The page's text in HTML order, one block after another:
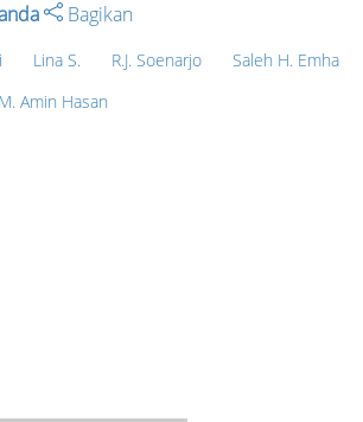
Bagikan
Lina S. R.J. Soenarjo
Saleh H. Emha
Amin Hasan